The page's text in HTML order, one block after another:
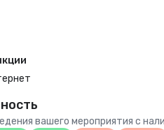
вашего мероприятия с